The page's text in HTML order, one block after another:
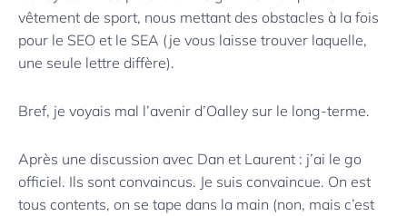
vêtement de sport, nous mettant des obstacles à la fois
pour le SEO et le SEA (je vous laisse trouver laquelle,
une seule lettre diffère).
Bref, je voyais mal l’avenir d’Oalley sur le long-terme.
Après une discussion avec Dan et Laurent : j’ai le go
officiel. Ils sont convaincus. Je suis convaincue. On est
tous contents, on se tape dans la main (non, mais c’est